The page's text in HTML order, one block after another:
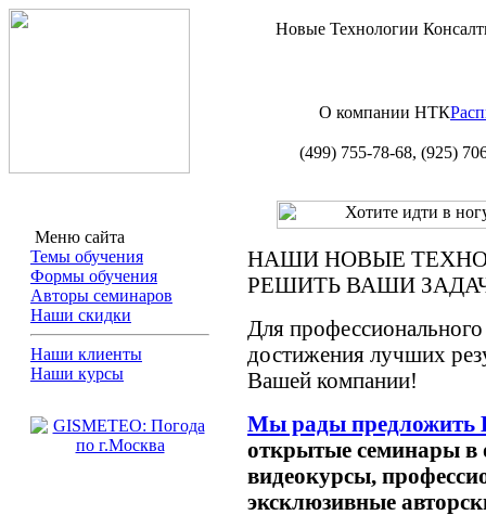
Новые Технологии
О компании НТК
(499) 755-78-68, (925)
Меню сайта
Темы обучения
Формы обучения
Авторы семинаров
Наши скидки
Наши клиенты
Наши курсы
НАШИ НОВЫЕ
РЕШИТЬ ВАШИ
Для
достижения лучших
Вашей компании!
Мы рады предложить
открытые семинары в
видеокурсы,
эксклюзивные